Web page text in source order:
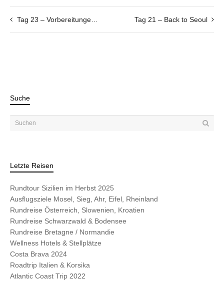
Tag 23 – Vorbereitungen für Vietnam Tag 21 – Back to Seoul
Suche
Letzte Reisen
Rundtour Sizilien im Herbst 2025
Ausflugsziele Mosel, Sieg, Ahr, Eifel, Rheinland
Rundreise Österreich, Slowenien, Kroatien
Rundreise Schwarzwald & Bodensee
Rundreise Bretagne / Normandie
Wellness Hotels & Stellplätze
Costa Brava 2024
Roadtrip Italien & Korsika
Atlantic Coast Trip 2022